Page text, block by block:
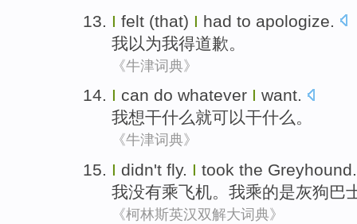
I felt (that) I had to apologize
我以为我得道歉 。
《牛津词典》
I can do whatever I want.
我想干什么就可以干什么。
《牛津词典》
I didn't fly. I took the Greyhound.
我没有乘飞机。我乘的是灰狗巴
《柯林斯英汉双解大词典》